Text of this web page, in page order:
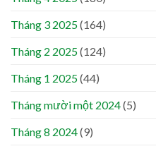
Tháng 3 2025(164)
Tháng 2 2025(124)
Tháng 1 2025(44)
Tháng mười một 2024(5)
Tháng 8 2024(9)